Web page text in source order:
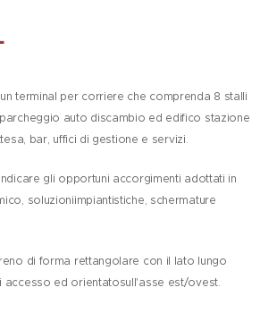
terminal per corriere che comprenda 8 stalli
auto discambio ed edifico stazione
bar, uffici di gestione e servizi.
gli opportuni accorgimenti adottati in
soluzioniimpiantistiche, schermature
di forma rettangolare con il lato lungo
ed orientatosull'asse est/ovest.